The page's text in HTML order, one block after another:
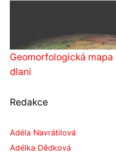
Geomorfologická
dlani
Redakce
Adéla Navrátilová
Adélka Dědková